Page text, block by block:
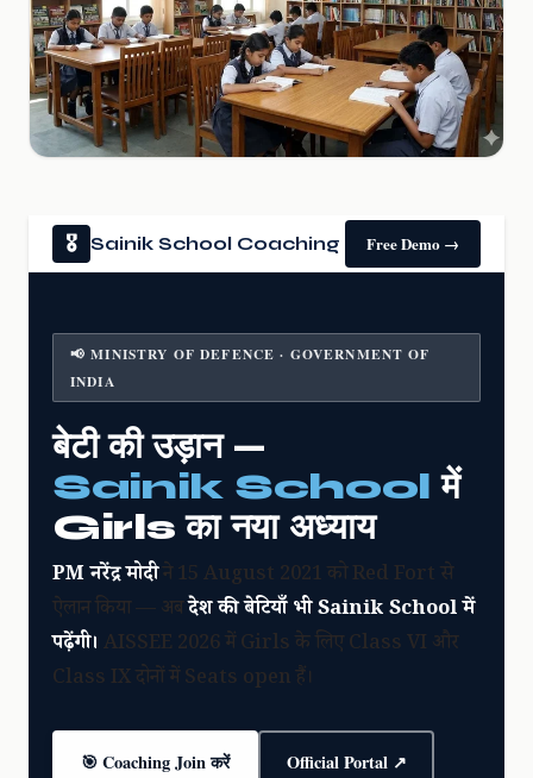
🎖 Sainik School Coaching Free Demo →
📢 MINISTRY OF DEFENCE · GOVERNMENT OF
INDIA
बेटी की उड़ान —
Sainik School में
Girls का नया अध्याय
PM नरेंद्र मोदीने 15 August 2021 को Red Fort से
ऐलान किया — अबदेश की बेटियाँ भी Sainik School में
पढ़ेंगी। AISSEE 2026 में Girls के लिए Class VI और
Class IX दोनों में Seats open हैं।
🎯 Coaching Join करें Official Portal ↗